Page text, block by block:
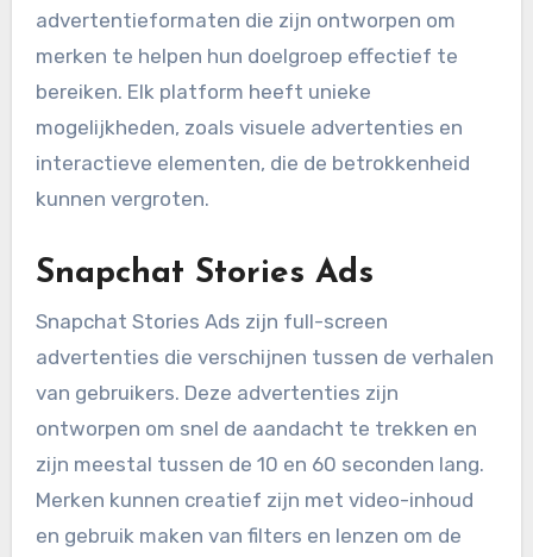
advertentieformaten die zijn ontworpen om
merken te helpen hun doelgroep effectief te
bereiken. Elk platform heeft unieke
mogelijkheden, zoals visuele advertenties en
interactieve elementen, die de betrokkenheid
kunnen vergroten.
Snapchat Stories Ads
Snapchat Stories Ads zijn full-screen
advertenties die verschijnen tussen de verhalen
van gebruikers. Deze advertenties zijn
ontworpen om snel de aandacht te trekken en
zijn meestal tussen de 10 en 60 seconden lang.
Merken kunnen creatief zijn met video-inhoud
en gebruik maken van filters en lenzen om de